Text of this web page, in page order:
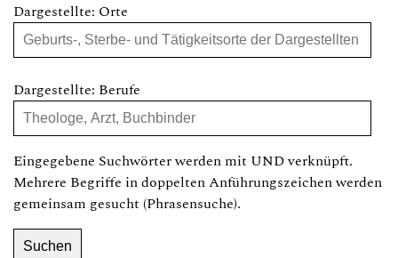
Dargestellte: Orte
Dargestellte: Berufe
Eingegebene Suchwörter werden mit UND verknüpft.
Mehrere Begriffe in doppelten Anführungszeichen werden
gemeinsam gesucht (Phrasensuche).